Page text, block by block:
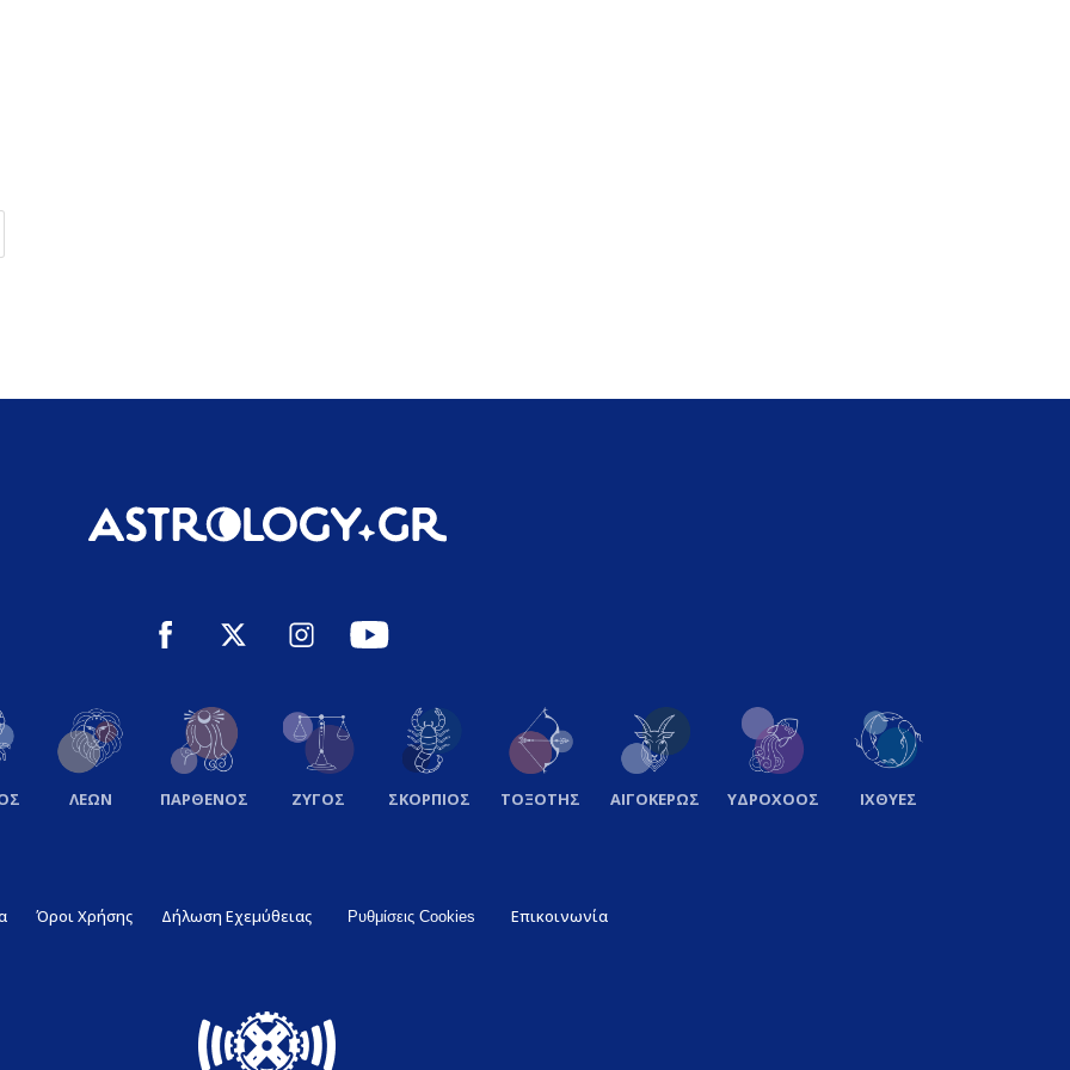
ΛΕΩΝ ΠΑΡΘΕΝΟΣ ΖΥΓΟΣ ΣΚΟΡΠΙΟΣ ΤΟΞΟΤΗΣ ΑΙΓΟΚΕΡΩΣ ΥΔΡΟΧΟΟΣ ΙΧΘΥΕΣ
Όροι Χρήσης Δήλωση Εχεμύθειας Ρυθμίσεις Cookies Επικοινωνία